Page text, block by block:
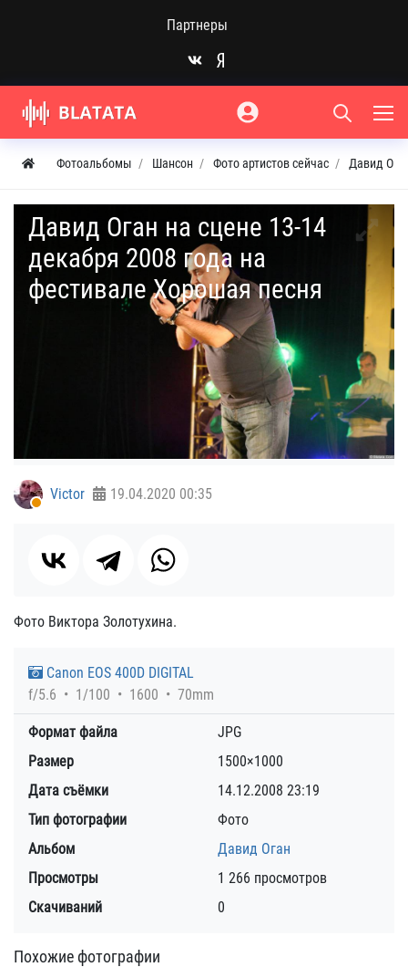
Партнеры
Фотоальбомы Шансон Фото артистов сейчас Давид
Давид Оган на сцене 13-14
декабря 2008 года на
фестивале Хорошая песня
Victor 19.04.2020 00:35
Фото Виктора Золотухина.
Canon EOS 400D DIGITAL
f/5.6
1/100 1600 70mm
Формат файла
JPG
Размер
1500×1000
Дата съёмки
14.12.2008 23:19
Тип фотографии
Фото
Альбом
Давид Оган
Просмотры
1 266 просмотров
Скачиваний
0
Похожие фотографии